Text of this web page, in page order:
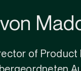
of Product